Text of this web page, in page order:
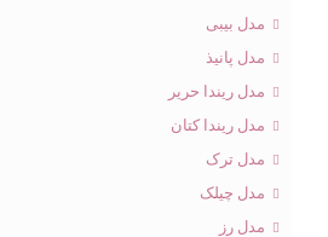
مدل بیبی
مدل پانیذ
مدل ریندا حریر
مدل ریندا کتان
مدل ترک
مدل چیلک
مدل رز